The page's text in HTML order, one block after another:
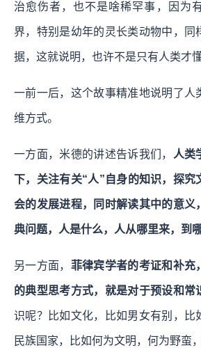
治愈伤者，也不是啥稀罕事，因为
界，特别是幼年的灵长类动物中，同
据，这就说明，也许不是只有人类才
一前一后，这个故事精准地说明了人
维方式。
一方面，米德的讲述告诉我们， 人类
下，关注有关“人”自身的知识，探究
会的发展进程，同时解读其中的意义
典问题，人是什么，人从哪里来，到哪
另一方面， 菲律宾学者的考证和补充
的典型思考方式，就是对于预设和常
识呢？比如文化，比如男女有别，比
民族国家，比如何为文明，何为野蛮